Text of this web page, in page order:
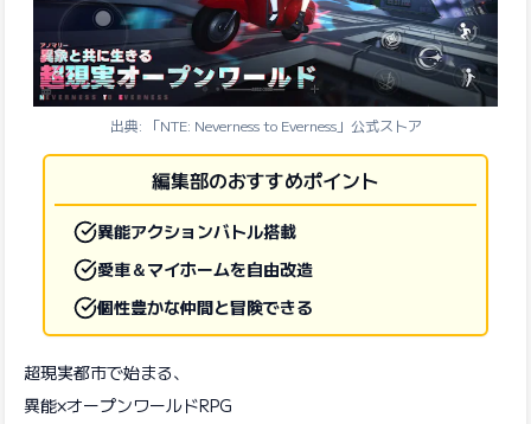
出典: 「NTE: Neverness to Everness」公式ストア
編集部のおすすめポイント
異能アクションバトル搭載
愛車＆マイホームを自由改造
個性豊かな仲間と冒険できる
超現実都市で始まる、
異能×オープンワールドRPG